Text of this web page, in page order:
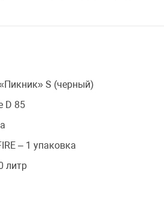
S (черный)
D 85
– 1 упаковка
литр